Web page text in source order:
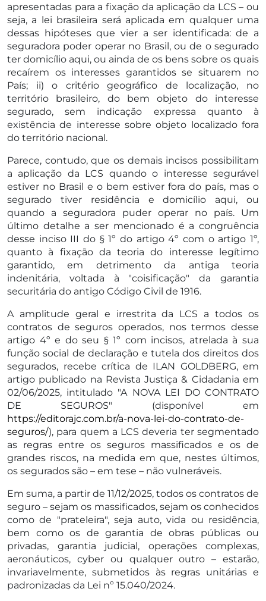
apresentadas para a fixação da aplicação da LCS – ou
seja, a lei brasileira será aplicada em qualquer uma
dessas hipóteses que vier a ser identificada: de a
seguradora poder operar no Brasil, ou de o segurado
ter domicílio aqui, ou ainda de os bens sobre os quais
recaírem os interesses garantidos se situarem no
País; ii) o critério geográfico de localização, no
território brasileiro, do bem objeto do interesse
segurado, sem indicação expressa quanto à
existência de interesse sobre objeto localizado fora
do território nacional.
Parece, contudo, que os demais incisos possibilitam
a aplicação da LCS quando o interesse segurável
estiver no Brasil e o bem estiver fora do país, mas o
segurado tiver residência e domicílio aqui, ou
quando a seguradora puder operar no país. Um
último detalhe a ser mencionado é a congruência
desse inciso III do § 1º do artigo 4º com o artigo 1º,
quanto à fixação da teoria do interesse legítimo
garantido, em detrimento da antiga teoria
indenitária, voltada à "coisificação" da garantia
securitária do antigo Código Civil de 1916.
A amplitude geral e irrestrita da LCS a todos os
contratos de seguros operados, nos termos desse
artigo 4º e do seu § 1º com incisos, atrelada à sua
função social de declaração e tutela dos direitos dos
segurados, recebe crítica de ILAN GOLDBERG, em
artigo publicado na Revista Justiça & Cidadania em
02/06/2025, intitulado "A NOVA LEI DO CONTRATO
DE SEGUROS" (disponível em
https://editorajc.com.br/a-nova-lei-do-contrato-de-
seguros/), para quem a LCS deveria ter segmentado
as regras entre os seguros massificados e os de
grandes riscos, na medida em que, nestes últimos,
os segurados são – em tese – não vulneráveis.
Em suma, a partir de 11/12/2025, todos os contratos de
seguro – sejam os massificados, sejam os conhecidos
como de "prateleira", seja auto, vida ou residência,
bem como os de garantia de obras públicas ou
privadas, garantia judicial, operações complexas,
aeronáuticos, cyber ou qualquer outro – estarão,
invariavelmente, submetidos às regras unitárias e
padronizadas da Lei nº 15.040/2024.